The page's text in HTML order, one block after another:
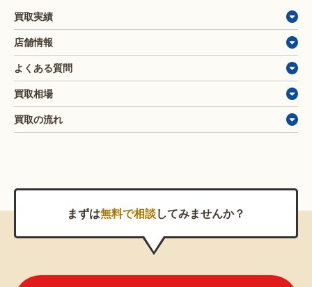
買取実績
店舗情報
よくある質問
買取相場
買取の流れ
まずは無料で相談してみませんか？